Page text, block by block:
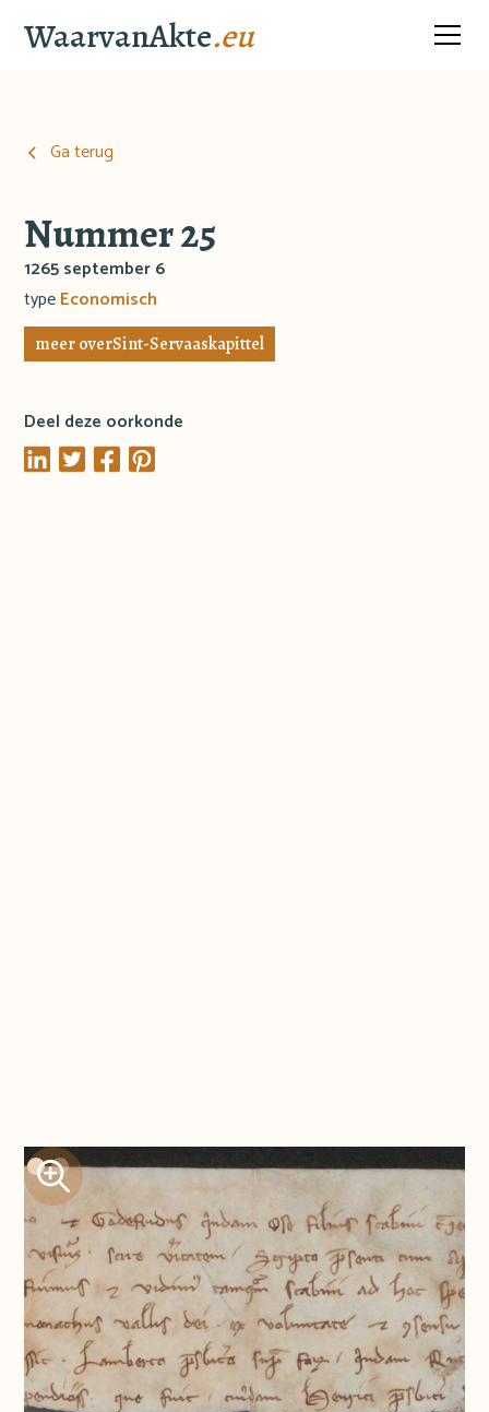
WaarvanAkte.eu
Ga terug
Nummer 25
1265 september 6
typeEconomisch
meer overSint-Servaaskapittel
Deel deze oorkonde